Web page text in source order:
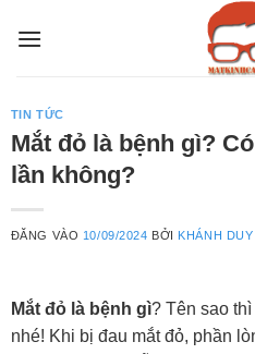
qua
TIN TỨC
Mắt đỏ là bệnh gì?
lần không?
ĐĂNG VÀO 10/09/2024 BỞI KHÁNH
Mắt đỏ là bệnh gì? Tên sao
nhé! Khi bị đau mắt đỏ, phần